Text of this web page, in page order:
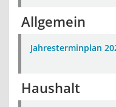
Allgemein
Jahresterminplan
Haushalt